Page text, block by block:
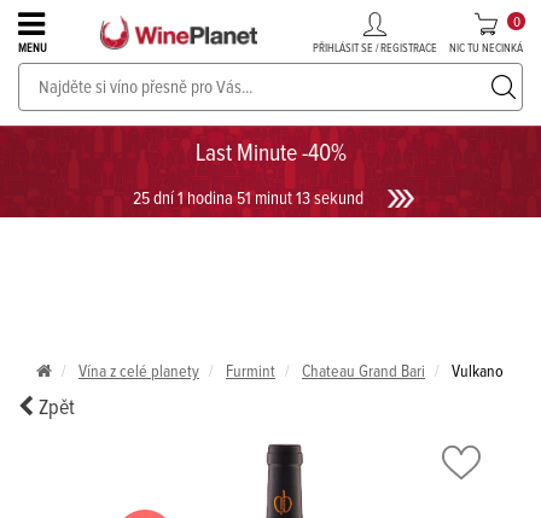
Last Minute -40%
25 dní 1 hodina 51 minut 12 sekund
MENU PŘIHLÁSIT SE / REGISTRACE NIC TU NECINKÁ
0
PROSECCO v akci až do -30%!UKÁZAT PROSECCO
Vína z celé planety Furmint Chateau Grand Bari Vulkano
Zpět